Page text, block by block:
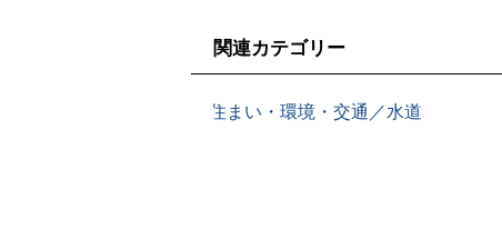
関連カテゴリー
住まい・環境・交通／水道